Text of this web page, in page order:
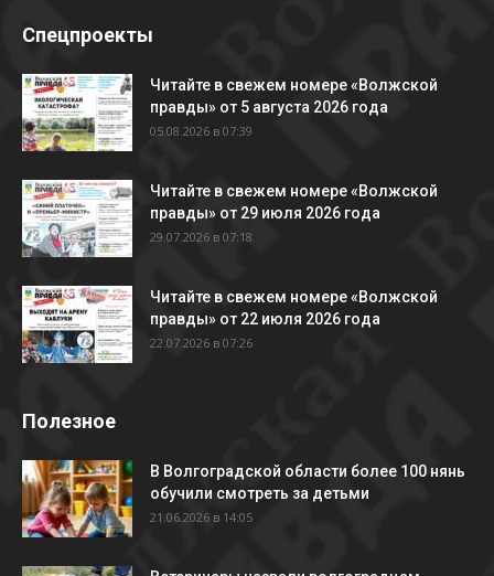
Спецпроекты
Читайте в свежем номере «Волжской
правды» от 5 августа 2026 года
05.08.2026 в 07:39
Читайте в свежем номере «Волжской
правды» от 29 июля 2026 года
29.07.2026 в 07:18
Читайте в свежем номере «Волжской
правды» от 22 июля 2026 года
22.07.2026 в 07:26
Полезное
В Волгоградской области более 100 нянь
обучили смотреть за детьми
21.06.2026 в 14:05